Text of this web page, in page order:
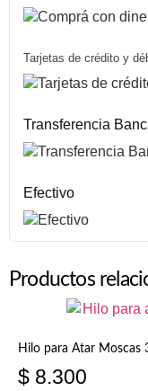
Tarjetas de crédito y
Transferencia
Efectivo
Productos
Hilo para Atar Moscas
$ 8.300